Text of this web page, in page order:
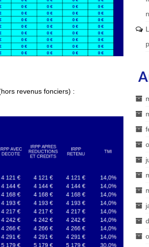
revenus fonciers) :